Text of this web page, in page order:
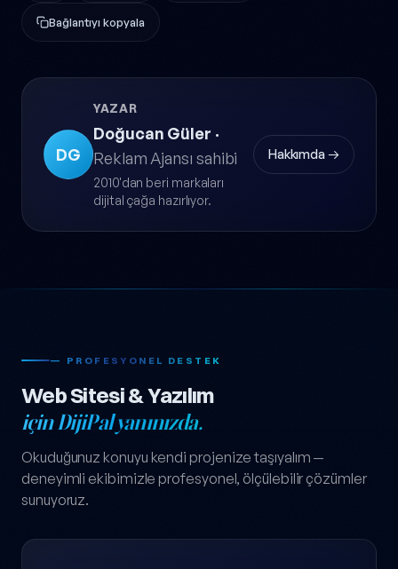
Bağlantıyı kopyala
DG
YAZAR
Doğucan Güler ·
Reklam Ajansı sahibi
2010'dan beri markaları
dijital çağa hazırlıyor.
Hakkımda →
— PROFESYONEL DESTEK
Web Sitesi & Yazılım
için DijiPal yanınızda.
Okuduğunuz konuyu kendi projenize taşıyalım —
deneyimli ekibimizle profesyonel, ölçülebilir çözümler
sunuyoruz.